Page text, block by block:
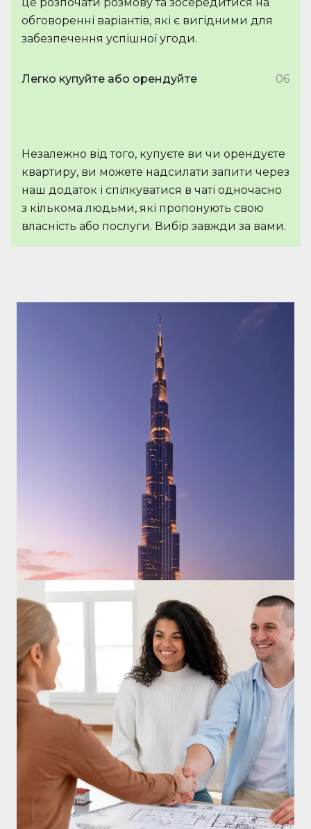
обговоренні варіантів, які є вигідними для
забезпечення успішної угоди.
Легко купуйте або орендуйте 06
Незалежно від того, купуєте ви чи орендуєте
квартиру, ви можете надсилати запити через
наш додаток і спілкуватися в чаті одночасно
з кількома людьми, які пропонують свою
власність або послуги. Вибір завжди за вами.